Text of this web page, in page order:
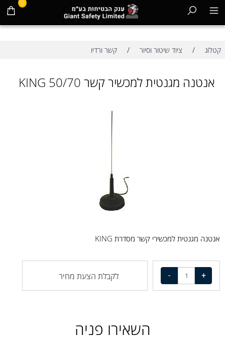
0
קטלוג / ציוד שיטור וסיור / קשר ורדיו
אנטנה מגנטית למכשיר קשר 70/KING 50
אנטנה מגנטית למכשירי קשר מסדרת KING
לקבלת הצעת מחיר
השאירו פניה